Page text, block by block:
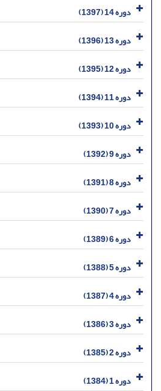
دوره 14 (1397)
دوره 13 (1396)
دوره 12 (1395)
دوره 11 (1394)
دوره 10 (1393)
دوره 9 (1392)
دوره 8 (1391)
دوره 7 (1390)
دوره 6 (1389)
دوره 5 (1388)
دوره 4 (1387)
دوره 3 (1386)
دوره 2 (1385)
دوره 1 (1384)